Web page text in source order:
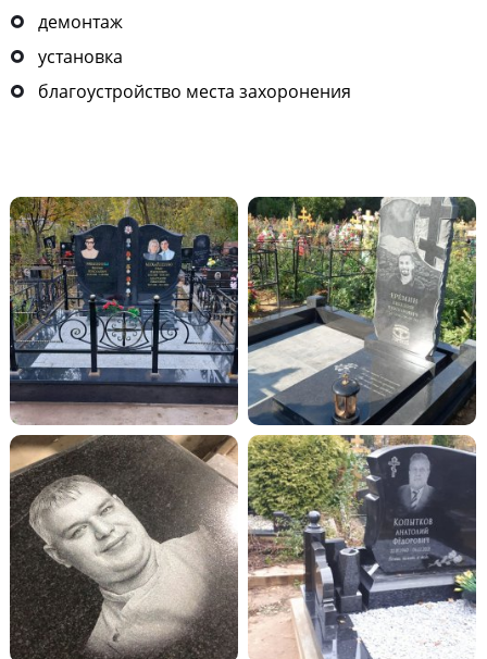
демонтаж
установка
благоустройство места захоронения